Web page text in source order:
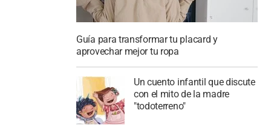
Guía para transformar tu placard y
aprovechar mejor tu ropa
Un cuento infantil que discute
con el mito de la madre
"todoterreno"